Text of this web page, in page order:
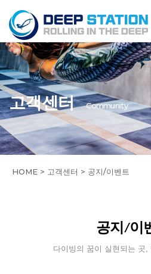
고객센터 Community
HOME > 고객센터 > 공지/이벤트
공지/이
다이빙의 꿈이 실현되는 곳,